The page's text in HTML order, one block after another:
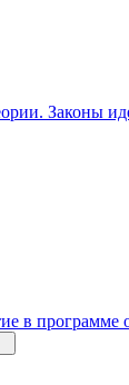
Законы
в программе